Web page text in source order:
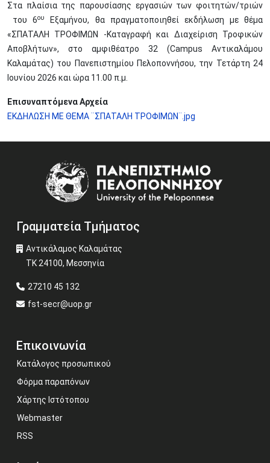
Στα πλαίσια της παρουσίασης εργασιών των φοιτητών/τριών
του 6ου
Εξαμήνου, θα πραγματοποιηθεί εκδήλωση με θέμα
«ΣΠΑΤΑΛΗ ΤΡΟΦΙΜΩΝ -Καταγραφή και Διαχείριση Τροφικών
Αποβλήτων», στο αμφιθέατρο 32 (Campus Αντικαλάμου
Καλαμάτας) του Πανεπιστημίου Πελοποννήσου, την Τετάρτη 24
Ιουνίου 2026 και ώρα 11.00 π.μ.
Επισυναπτόμενα Αρχεία
ΕΚΔΗΛΩΣΗ ΜΕ ΘΕΜΑ ¨ΣΠΑΤΑΛΗ ΤΡΟΦΙΜΩΝ¨.jpg
Γραμματεία Τμήματος
Αντικάλαμος Καλαμάτας
ΤΚ 24100, Μεσσηνία
27210 45 132
fst-secr@uop.gr
Επικοινωνία
Κατάλογος προσωπικού
Φόρμα παραπόνων
Χάρτης Ιστότοπου
Webmaster
RSS